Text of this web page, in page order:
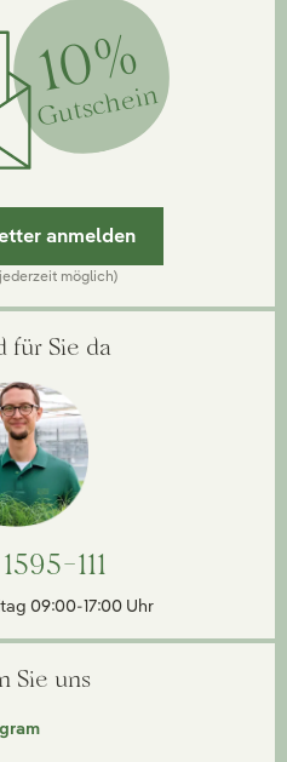
10%
Gutschein
anmelden
möglich)
für Sie da
111
09:00-17:00 Uhr
Sie uns